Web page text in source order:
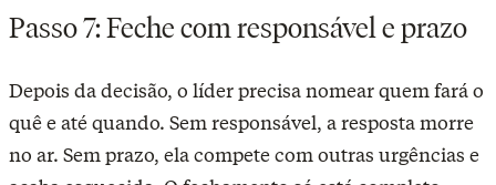
Passo 7: Feche com responsável e prazo
Depois da decisão, o líder precisa nomear quem fará o
quê e até quando. Sem responsável, a resposta morre
no ar. Sem prazo, ela compete com outras urgências e